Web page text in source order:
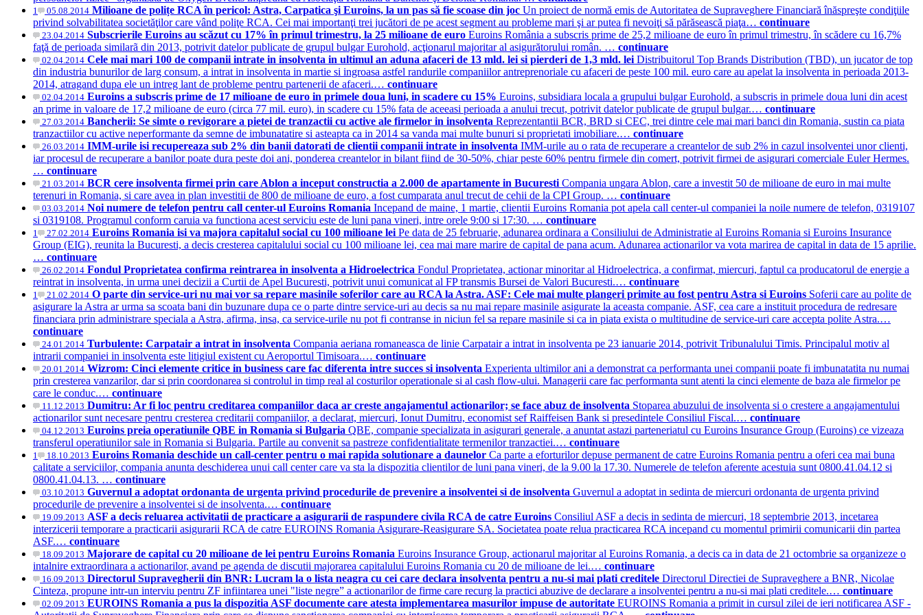
1 05.08.2014 Milioane de polițe RCA în pericol: Astra, Carpatica şi Euroins, la un pas să fie scoase din joc Un proiect de normă emis de Autoritatea de Supraveghere Financiară înăspreşte condiţiile
privind solvabilitatea societăţilor care vând poliţe RCA. Cei mai importanţi trei jucători de pe acest segment au probleme mari şi ar putea fi nevoiţi să părăsească piaţa… continuare
23.04.2014 Subscrierile Euroins au scăzut cu 17% în primul trimestru, la 25 milioane de euro Euroins România a subscris prime de 25,2 milioane de euro în primul trimestru, în scădere cu 16,7%
faţă de perioada similarã din 2013, potrivit datelor publicate de grupul bulgar Eurohold, acţionarul majoritar al asigurătorului român. … continuare
02.04.2014 Cele mai mari 100 de companii intrate in insolventa in ultimul an aduna afaceri de 13 mld. lei si pierderi de 1,3 mld. lei Distribuitorul Top Brands Distribution (TBD), un jucator de top
din industria bunurilor de larg consum, a intrat in insolventa in martie si ingroasa astfel randurile companiilor antreprenoriale cu afaceri de peste 100 mil. euro care au apelat la insolventa in perioada 2013-
2014, atragand dupa ele un intreg lant de probleme pentru partenerii de afaceri.… continuare
02.04.2014 Euroins a subscris prime de 17 milioane de euro in primele doua luni, in scadere cu 15% Euroins, subsidiara locala a grupului bulgar Eurohold, a subscris in primele doua luni din acest
an prime in valoare de 17,2 milioane de euro (circa 77 mil. euro), in scadere cu 15% fata de aceeasi perioada a anului trecut, potrivit datelor publicate de grupul bulgar.… continuare
27.03.2014 Bancherii: Se simte o revigorare a pietei de tranzactii cu active ale firmelor in insolventa Reprezentantii BCR, BRD si CEC, trei dintre cele mai mari banci din Romania, sustin ca piata
tranzactiilor cu active neperformante da semne de imbunatatire si asteapta ca in 2014 sa vanda mai multe bunuri si proprietati imobiliare.… continuare
26.03.2014 IMM-urile isi recupereaza sub 2% din banii datorati de clientii companii intrate in insolventa IMM-urile au o rata de recuperare a creantelor de sub 2% in cazul insolventei unor clienti,
iar procesul de recuperare a banilor poate dura peste doi ani, ponderea creantelor in bilant fiind de 30-50%, chiar peste 60% pentru firmele din comert, potrivit firmei de asigurari comerciale Euler Hermes.
… continuare
21.03.2014 BCR cere insolventa firmei prin care Ablon a inceput constructia a 2.000 de apartamente in Bucuresti Compania ungara Ablon, care a investit 50 de milioane de euro in mai multe
terenuri in Romania, si care avea in plan investitii de 800 de milioane de euro, a fost cumparata anul trecut de cehii de la CPI Group. … continuare
03.03.2014 Noi numere de telefon pentru call center-ul Euroins Romania Incepand de maine, 1 martie, clientii Euroins Romania pot apela call center-ul companiei la noile numere de telefon, 0319107
si 0319108. Programul conform caruia va functiona acest serviciu este de luni pana vineri, intre orele 9:00 si 17:30. … continuare
1 27.02.2014 Euroins Romania isi va majora capitalul social cu 100 milioane lei Pe data de 25 februarie, adunarea ordinara a Consiliului de Administratie al Euroins Romania si Euroins Insurance
Group (EIG), reunita la Bucuresti, a decis cresterea capitalului social cu 100 milioane lei, cea mai mare marire de capital de pana acum. Adunarea actionarilor va vota marirea de capital in data de 15 aprilie.
… continuare
26.02.2014 Fondul Proprietatea confirma reintrarea in insolventa a Hidroelectrica Fondul Proprietatea, actionar minoritar al Hidroelectrica, a confirmat, miercuri, faptul ca producatorul de energie a
reintrat in insolventa, in urma unei decizii a Curtii de Apel Bucuresti, potrivit unui comunicat al FP transmis Bursei de Valori Bucuresti.… continuare
1 21.02.2014 O parte din service-uri nu mai vor sa repare masinile soferilor care au RCA la Astra. ASF: Cele mai multe plangeri primite au fost pentru Astra si Euroins Soferii care au polite de
asigurare la Astra ar urma sa scoata bani din buzunare dupa ce o parte dintre service-uri au decis sa nu mai repare masinile asigurate la aceasta companie. ASF, cea care a instituit procedura de redresare
financiara prin administrare speciala a Astra, afirma, insa, ca service-urile nu pot fi contranse in niciun fel sa repare masinile si ca in piata exista o multitudine de service-uri care accepta polite Astra.…
continuare
24.01.2014 Turbulente: Carpatair a intrat in insolventa Compania aeriana romaneasca de linie Carpatair a intrat in insolventa pe 23 ianuarie 2014, potrivit Tribunalului Timis. Principalul motiv al
intrarii companiei in insolventa este litigiul existent cu Aeroportul Timisoara.… continuare
20.01.2014 Wizrom: Cinci elemente critice in business care fac diferenta intre succes si insolventa Experienta ultimilor ani a demonstrat ca performanta unei companii poate fi imbunatatita nu numai
prin cresterea vanzarilor, dar si prin coordonarea si controlul in timp real al costurilor operationale si al cash flow-ului. Managerii care fac performanta sunt atenti la cinci elemente de baza ale firmelor pe
care le conduc.… continuare
11.12.2013 Dumitru: Ar fi loc pentru creditarea companiilor daca ar creste angajamentul actionarilor; se face abuz de insolventa Stoparea abuzului de insolventa si o crestere a angajamentului
actionarilor sunt necesare pentru cresterea creditarii companiilor, a declarat, miercuri, Ionut Dumitru, economist sef Raiffeisen Bank si presedintele Consiliul Fiscal.… continuare
04.12.2013 Euroins preia operatiunile QBE in Romania si Bulgaria QBE, companie specializata in asigurari generale, a anuntat astazi parteneriatul cu Euroins Insurance Group (Euroins) ce vizeaza
transferul operatiunilor sale in Romania si Bulgaria. Partile au convenit sa pastreze confidentialitate termenilor tranzactiei.… continuare
1 18.10.2013 Euroins Romania deschide un call-center pentru o mai rapida solutionare a daunelor Ca parte a eforturilor depuse permanent de catre Euroins Romania pentru a oferi cea mai buna
calitate a serviciilor, compania anunta deschiderea unui call center care va sta la dispozitia clientilor de luni pana vineri, de la 9.00 la 17.30. Numerele de telefon aferente acestuia sunt 0800.41.04.12 si
0800.41.04.13. … continuare
03.10.2013 Guvernul a adoptat ordonanta de urgenta privind procedurile de prevenire a insolventei si de insolventa Guvernul a adoptat in sedinta de miercuri ordonanta de urgenta privind
procedurile de prevenire a insolventei si de insolventa.… continuare
19.09.2013 ASF a decis reluarea activitatii de practicare a asigurarii de raspundere civila RCA de catre Euroins Consiliul ASF a decis in sedinta de miercuri, 18 septembrie 2013, incetarea
interzicerii temporare a practicarii asigurarii RCA de catre EUROINS Romania Asigurare-Reasigurare SA. Societatea poate relua practicarea RCA incepand cu momentul primirii comunicarii din partea
ASF.… continuare
18.09.2013 Majorare de capital cu 20 milioane de lei pentru Euroins Romania Euroins Insurance Group, actionarul majoritar al Euroins Romania, a decis ca in data de 21 octombrie sa organizeze o
intalnire extraordinara a actionarilor, avand pe agenda de discutii majorarea capitalului Euroins Romania cu 20 de milioane de lei.… continuare
16.09.2013 Directorul Supravegherii din BNR: Lucram la o lista neagra cu cei care declara insolventa pentru a nu-si mai plati creditele Directorul Directiei de Supraveghere a BNR, Nicolae
Cinteza, propune intr-un interviu pentru ZF infiintarea unei "liste negre” a actionarilor de firme care recurg la practici abuzive de declarare a insolventei pentru a nu-si mai plati creditele.… continuare
02.09.2013 EUROINS Romania a pus la dispozitia ASF documente care atesta implementarea masurilor impuse de autoritate EUROINS Romania a primit in cursul zilei de ieri notificarea ASF -